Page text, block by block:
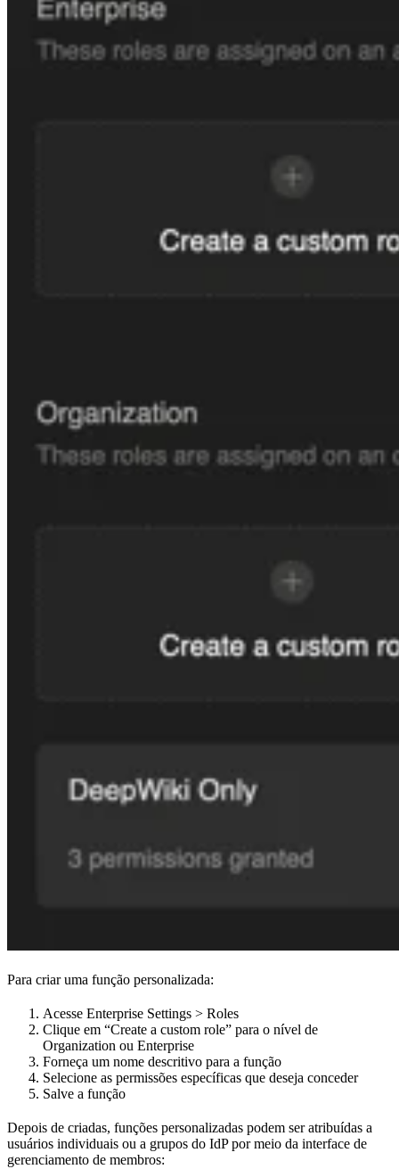
Para criar uma função personalizada:
Acesse Enterprise Settings > Roles
Clique em “Create a custom role” para o nível de
Organization ou Enterprise
Forneça um nome descritivo para a função
Selecione as permissões específicas que deseja conceder
Salve a função
Depois de criadas, funções personalizadas podem ser atribuídas a
usuários individuais ou a grupos do IdP por meio da interface de
gerenciamento de membros: